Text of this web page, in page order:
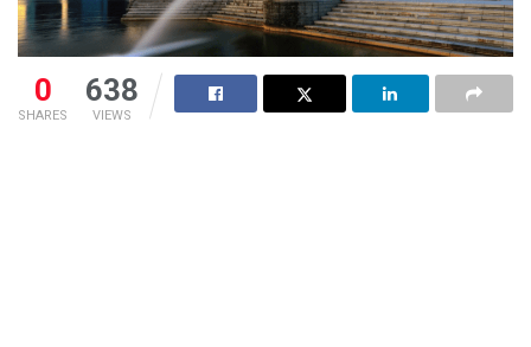
0
SHARES
638
VIEWS